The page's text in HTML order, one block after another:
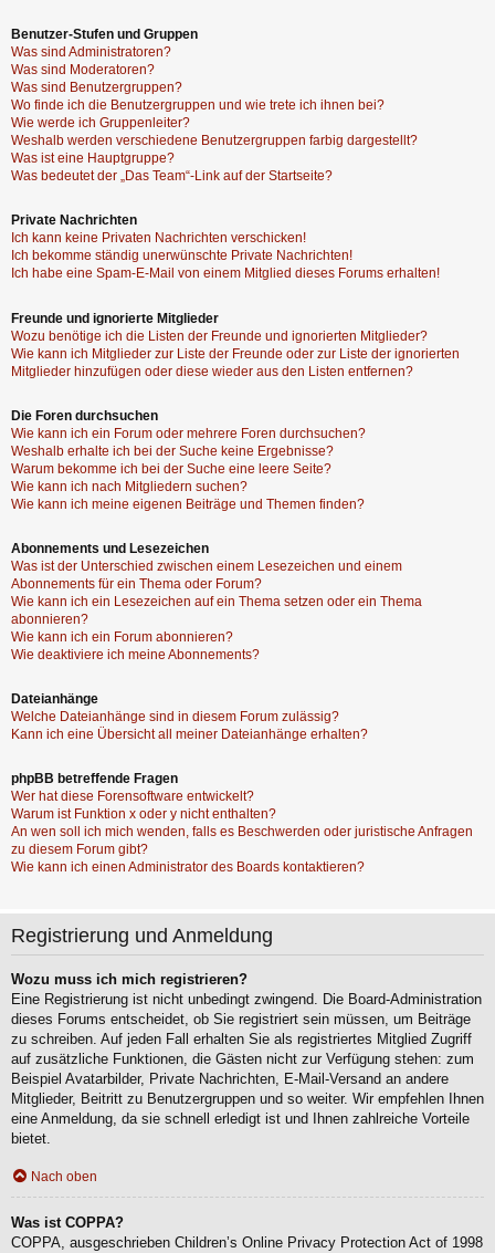
Benutzer-Stufen und Gruppen
Was sind Administratoren?
Was sind Moderatoren?
Was sind Benutzergruppen?
Wo finde ich die Benutzergruppen und wie trete ich ihnen bei?
Wie werde ich Gruppenleiter?
Weshalb werden verschiedene Benutzergruppen farbig dargestellt?
Was ist eine Hauptgruppe?
Was bedeutet der „Das Team“-Link auf der Startseite?
Private Nachrichten
Ich kann keine Privaten Nachrichten verschicken!
Ich bekomme ständig unerwünschte Private Nachrichten!
Ich habe eine Spam-E-Mail von einem Mitglied dieses Forums erhalten!
Freunde und ignorierte Mitglieder
Wozu benötige ich die Listen der Freunde und ignorierten Mitglieder?
Wie kann ich Mitglieder zur Liste der Freunde oder zur Liste der ignorierten
Mitglieder hinzufügen oder diese wieder aus den Listen entfernen?
Die Foren durchsuchen
Wie kann ich ein Forum oder mehrere Foren durchsuchen?
Weshalb erhalte ich bei der Suche keine Ergebnisse?
Warum bekomme ich bei der Suche eine leere Seite?
Wie kann ich nach Mitgliedern suchen?
Wie kann ich meine eigenen Beiträge und Themen finden?
Abonnements und Lesezeichen
Was ist der Unterschied zwischen einem Lesezeichen und einem
Abonnements für ein Thema oder Forum?
Wie kann ich ein Lesezeichen auf ein Thema setzen oder ein Thema
abonnieren?
Wie kann ich ein Forum abonnieren?
Wie deaktiviere ich meine Abonnements?
Dateianhänge
Welche Dateianhänge sind in diesem Forum zulässig?
Kann ich eine Übersicht all meiner Dateianhänge erhalten?
phpBB betreffende Fragen
Wer hat diese Forensoftware entwickelt?
Warum ist Funktion x oder y nicht enthalten?
An wen soll ich mich wenden, falls es Beschwerden oder juristische Anfragen
zu diesem Forum gibt?
Wie kann ich einen Administrator des Boards kontaktieren?
Registrierung und Anmeldung
Wozu muss ich mich registrieren?
Eine Registrierung ist nicht unbedingt zwingend. Die Board-Administration
dieses Forums entscheidet, ob Sie registriert sein müssen, um Beiträge
zu schreiben. Auf jeden Fall erhalten Sie als registriertes Mitglied Zugriff
auf zusätzliche Funktionen, die Gästen nicht zur Verfügung stehen: zum
Beispiel Avatarbilder, Private Nachrichten, E-Mail-Versand an andere
Mitglieder, Beitritt zu Benutzergruppen und so weiter. Wir empfehlen Ihnen
eine Anmeldung, da sie schnell erledigt ist und Ihnen zahlreiche Vorteile
bietet.
Nach oben
Was ist COPPA?
COPPA, ausgeschrieben Children’s Online Privacy Protection Act of 1998